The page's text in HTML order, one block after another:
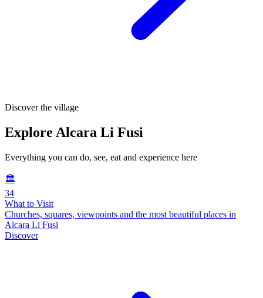
Discover the village
Explore Alcara Li Fusi
Everything you can do, see, eat and experience here
🏛️
34
What to Visit
Churches, squares, viewpoints and the most beautiful places in
Alcara Li Fusi
Discover